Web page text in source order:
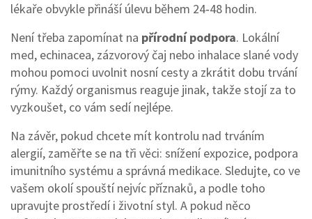
lékaře obvykle přináší úlevu během 24‑48 hodin.
Není třeba zapomínat na přírodní podpora. Lokální
med, echinacea, zázvorový čaj nebo inhalace slané vody
mohou pomoci uvolnit nosní cesty a zkrátit dobu trvání
rýmy. Každý organismus reaguje jinak, takže stojí za to
vyzkoušet, co vám sedí nejlépe.
Na závěr, pokud chcete mít kontrolu nad trváním
alergií, zaměřte se na tři věci: snížení expozice, podpora
imunitního systému a správná medikace. Sledujte, co ve
vašem okolí spouští nejvíc příznaků, a podle toho
upravujte prostředí i životní styl. A pokud něco